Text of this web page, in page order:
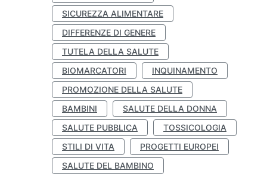
SICUREZZA ALIMENTARE
DIFFERENZE DI GENERE
TUTELA DELLA SALUTE
BIOMARCATORI
INQUINAMENTO
PROMOZIONE DELLA SALUTE
BAMBINI
SALUTE DELLA DONNA
SALUTE PUBBLICA
TOSSICOLOGIA
STILI DI VITA
PROGETTI EUROPEI
SALUTE DEL BAMBINO